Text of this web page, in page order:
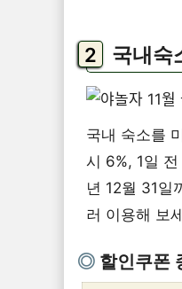
국내숙
국내 숙소를
시 6%, 1일
년 12월 31일
러 이용해 보
할인쿠폰